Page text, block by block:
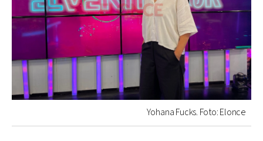
Yohana Fucks. Foto: Elonce